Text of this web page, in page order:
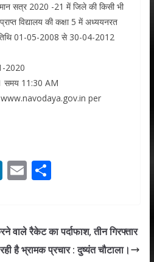
सत्र 2020 -21 में जिले की किसी भी
विद्यालय की कक्षा 5 में अध्ययनरत
01-05-2008 से 30-04-2012
2020
समय 11:30 AM
per
Li
e
dI
E
l
S
e
वाले रैकेट का पर्दाफाश, तीन गिरफ्तार
है भ्रामक प्रचार : दुष्यंत चौटाला।